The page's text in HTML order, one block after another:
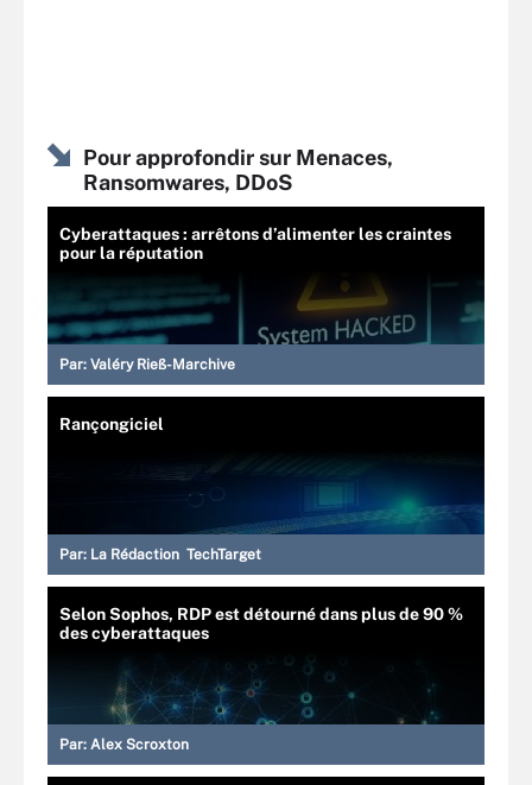
Pour approfondir sur Menaces,
Ransomwares, DDoS
Cyberattaques : arrêtons d’alimenter les craintes
pour la réputation
Par: Valéry Rieß-Marchive
Rançongiciel
Par: La Rédaction TechTarget
Selon Sophos, RDP est détourné dans plus de 90 %
des cyberattaques
Par: Alex Scroxton